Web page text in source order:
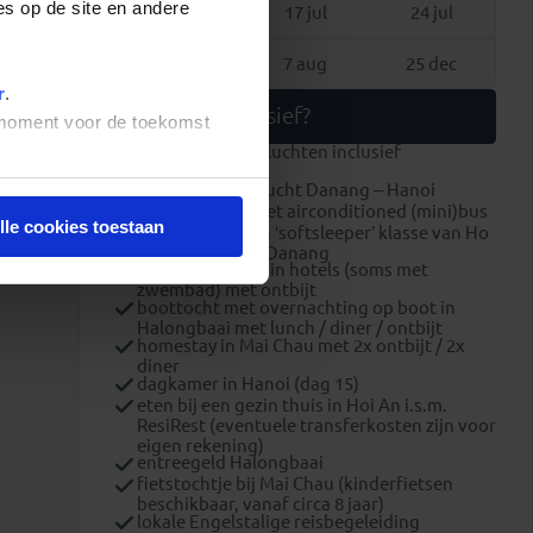
op de site en andere
.
voor de toekomst
cookies toestaan
10 jul 17 jul 24 jul
7 aug 25 dec
Wat is inclusief?
internationale vluchten inclusief
binnenlandse vlucht Danang – Hanoi
alle transport met airconditioned (mini)bus
nachttreinreis in ‘softsleeper’ klasse van Ho
Chi Minh-stad – Danang
overnachtingen in hotels (soms met
zwembad) met ontbijt
boottocht met overnachting op boot in
Halongbaai met lunch / diner / ontbijt
homestay in Mai Chau met 2x ontbijt / 2x
diner
dagkamer in Hanoi (dag 15)
eten bij een gezin thuis in Hoi An i.s.m.
ResiRest (eventuele transferkosten zijn voor
eigen rekening)
entreegeld Halongbaai
fietstochtje bij Mai Chau (kinderfietsen
beschikbaar, vanaf circa 8 jaar)
lokale Engelstalige reisbegeleiding